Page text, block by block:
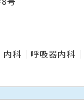
内科 呼吸器内科